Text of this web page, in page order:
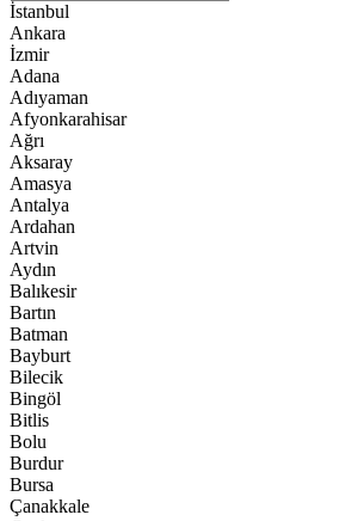
İstanbul
Ankara
İzmir
Adana
Adıyaman
Afyonkarahisar
Ağrı
Aksaray
Amasya
Antalya
Ardahan
Artvin
Aydın
Balıkesir
Bartın
Batman
Bayburt
Bilecik
Bingöl
Bitlis
Bolu
Burdur
Bursa
Çanakkale